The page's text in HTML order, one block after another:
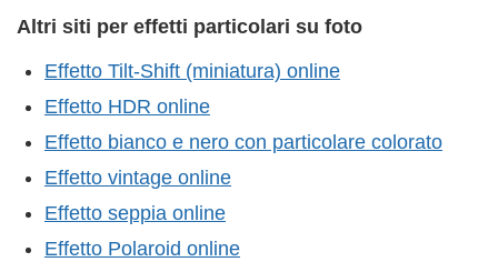
Altri siti per effetti particolari su foto
Effetto Tilt-Shift (miniatura) online
Effetto HDR online
Effetto bianco e nero con particolare colorato
Effetto vintage online
Effetto seppia online
Effetto Polaroid online